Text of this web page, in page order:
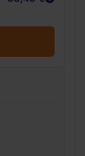
plus